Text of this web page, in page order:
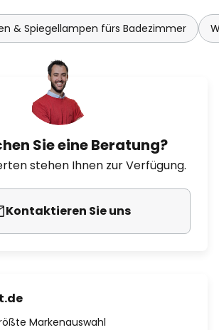
& Spiegellampen fürs Badezimmer
Sie eine Beratung?
stehen Ihnen zur Verfügung.
Kontaktieren Sie uns
Markenauswahl